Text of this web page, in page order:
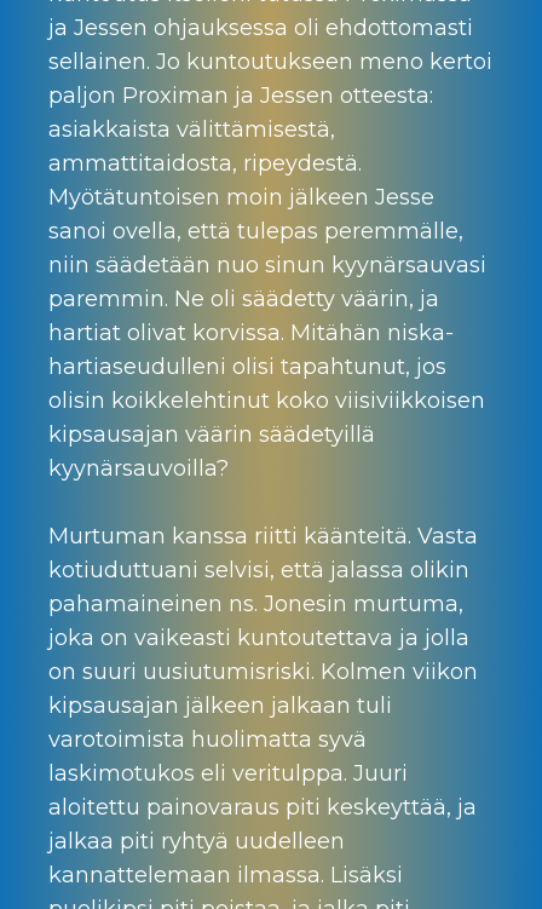
ja Jessen ohjauksessa oli ehdottomasti
sellainen. Jo kuntoutukseen meno kertoi
paljon Proximan ja Jessen otteesta:
asiakkaista välittämisestä,
ammattitaidosta, ripeydestä.
Myötätuntoisen moin jälkeen Jesse
sanoi ovella, että tulepas peremmälle,
niin säädetään nuo sinun kyynärsauvasi
paremmin. Ne oli säädetty väärin, ja
hartiat olivat korvissa. Mitähän niska-
hartiaseudulleni olisi tapahtunut, jos
olisin koikkelehtinut koko viisiviikkoisen
kipsausajan väärin säädetyillä
kyynärsauvoilla?
Murtuman kanssa riitti käänteitä. Vasta
kotiuduttuani selvisi, että jalassa olikin
pahamaineinen ns. Jonesin murtuma,
joka on vaikeasti kuntoutettava ja jolla
on suuri uusiutumisriski. Kolmen viikon
kipsausajan jälkeen jalkaan tuli
varotoimista huolimatta syvä
laskimotukos eli veritulppa. Juuri
aloitettu painovaraus piti keskeyttää, ja
jalkaa piti ryhtyä uudelleen
kannattelemaan ilmassa. Lisäksi